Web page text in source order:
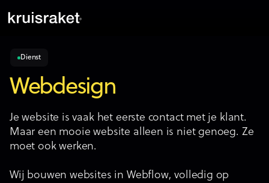
Dienst
Webdesign
Je website is vaak het eerste contact met je klant.
Maar een mooie website alleen is niet genoeg. Ze
moet ook werken.
Wij bouwen websites in Webflow, volledig op